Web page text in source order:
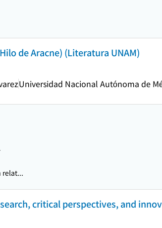
de Aracne) (Literatura UNAM)
Universidad Nacional Autónoma de
relat...
critical perspectives, and